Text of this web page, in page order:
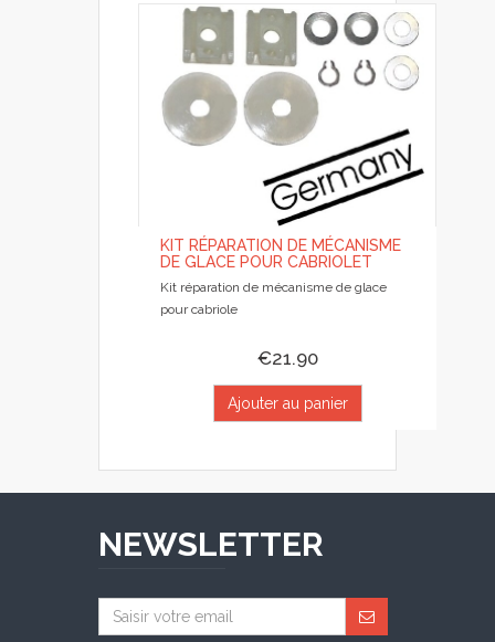
KIT RÉPARATION DE MÉCANISME
DE GLACE POUR CABRIOLET
Kit réparation de mécanisme de glace
pour cabriole
€21.90
Ajouter au panier
NEWSLETTER